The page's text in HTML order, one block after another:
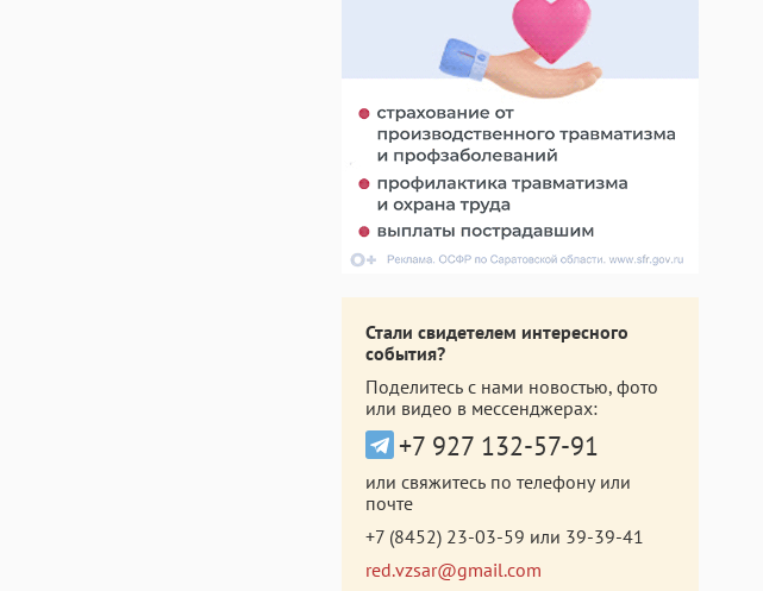
Стали свидетелем интересного
события?
Поделитесь с нами новостью, фото
или видео в мессенджерах:
+7 927 132-57-91
или свяжитесь по телефону или
почте
+7 (8452) 23-03-59 или 39-39-41
red.vzsar@gmail.com